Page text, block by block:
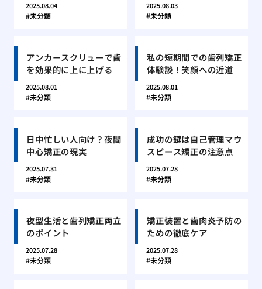
2025.08.04
未分類
2025.08.03
未分類
アンカースクリューで歯
を効果的に上に上げる
2025.08.01
未分類
私の短期間での歯列矯正
体験談！笑顔への近道
2025.08.01
未分類
日中忙しい人向け？夜間
中心矯正の現実
2025.07.31
未分類
成功の鍵は自己管理マウ
スピース矯正の注意点
2025.07.28
未分類
夜型生活と歯列矯正両立
のポイント
2025.07.28
未分類
矯正装置と歯肉炎予防の
ための徹底ケア
2025.07.28
未分類